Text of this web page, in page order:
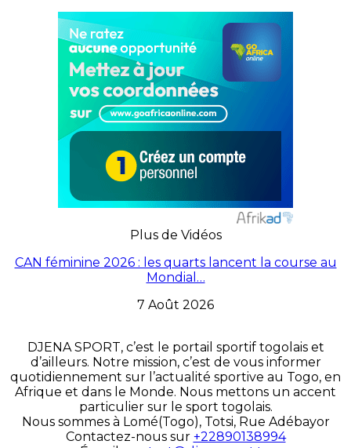
Plus de Vidéos
CAN féminine 2026 : les quarts lancent la course au
Mondial…
7 Août 2026
DJENA SPORT, c’est le portail sportif togolais et
d’ailleurs. Notre mission, c’est de vous informer
quotidiennement sur l’actualité sportive au Togo, en
Afrique et dans le Monde. Nous mettons un accent
particulier sur le sport togolais.
Nous sommes à Lomé(Togo), Totsi, Rue Adébayor
Contactez-nous sur +22890138994